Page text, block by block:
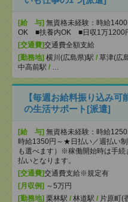
[給 与] 無資格未経験：時給
OK ■扶養内OK ■日収1万1200
[交通費]交通費全額支給
[勤務地] 横川(広島県)駅 / 草津(広
中高前駅 / …
【毎週お給料振り込み
の生活サポート[派遣]
[給 与] 無資格未経験：時給
時給1350円～★日払い／週払い
も選べます）※稼働開始時は手続
払いとなります。
[交通費]交通費支給※規定有
[月収例] ～5万円
[勤務地] 栗林駅 / 林道駅 / 片原町(